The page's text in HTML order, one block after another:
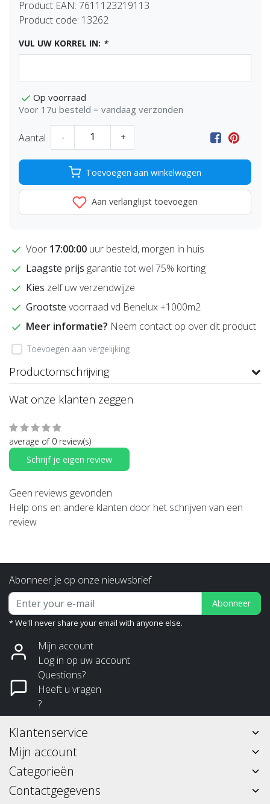
Product EAN: 7611123219113
Product code: 13262
VUL UW KORREL IN: *
Op voorraad
Voor 17u besteld = vandaag verzonden
Aantal - +
Toevoegen aan winkelwagen
Aan verlanglijst toevoegen
Voor 17:00:00 uur besteld, morgen in huis
Laagste prijs garantie tot wel 75% korting
Kies zelf uw verzendwijze
Grootste voorraad vd Benelux +1000m2
Meer informatie? Neem contact op over dit product
Toevoegen aan vergelijking
Productomschrijving
Wat onze klanten zeggen
average of 0 review(s)
Schrijf je eigen review
Geen reviews gevonden
Help ons en andere klanten door het schrijven van een
review
Abonneer je op onze nieuwsbrief
Abonneer
* We'll never share your email with anyone else.
Mijn account
Log in op uw account
Questions?
Heeft u vragen
?
Klantenservice
Mijn account
Categorieën
Contactgegevens